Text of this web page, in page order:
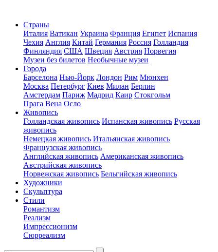
Страны
Италия Ватикан Украина Франция Египет Испания
Чехия Англия Китай Германия Россия Голландия
Финляндия США Швеция Австрия Норвегия
Музеи без билетов Необычные музеи
Города
Барселона Нью-Йорк Лондон Рим Мюнхен
Москва Петербург Киев Милан Берлин
Амстердам Париж Мадрид Каир Стокгольм
Прага Вена Осло
Живопись
Голландская живопись Испанская живопись Русская
живопись
Немецкая живопись Итальянская живопись
Французская живопись
Английская живопись Американская живопись
Австрийская живопись
Норвежская живопись Бельгийская живопись
Художники
Скульптура
Стили
Романтизм
Реализм
Импрессионизм
Сюрреализм